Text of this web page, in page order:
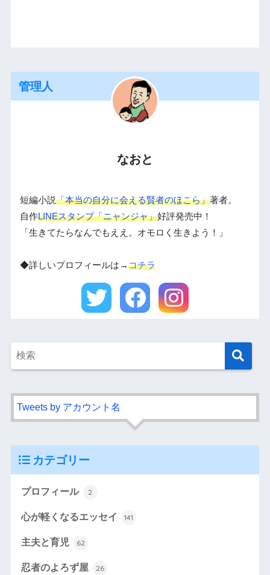
管理人
なおと
短編小説「本当の自分に会える賢者のほこら」著者。
自作LINEスタンプ「ニャンジャ」好評発売中！
「生きてたらなんでもええ。オモロく生きよう！」
◆詳しいプロフィールは→コチラ
Tweets by アカウント名
カテゴリー
プロフィール 2
心が軽くなるエッセイ 141
主夫と育児 62
忍者のよろず屋 26